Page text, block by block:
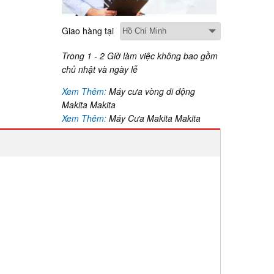
Giao hàng tại
Trong 1 - 2 Giờ làm việc không bao gồm
chủ nhật và ngày lễ
Xem Thêm: Máy cưa vòng di động
Makita Makita
Xem Thêm: Máy Cưa Makita Makita